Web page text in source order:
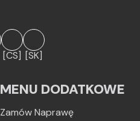
[CS] [SK]
MENU DODATKOWE
Zamów Naprawę